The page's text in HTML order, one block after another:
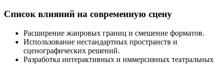
Список влияний на современную сцену
Расширение жанровых границ и смешение форматов.
Использование нестандартных пространств и
сценографических решений.
Разработка интерактивных и иммерсивных театральных